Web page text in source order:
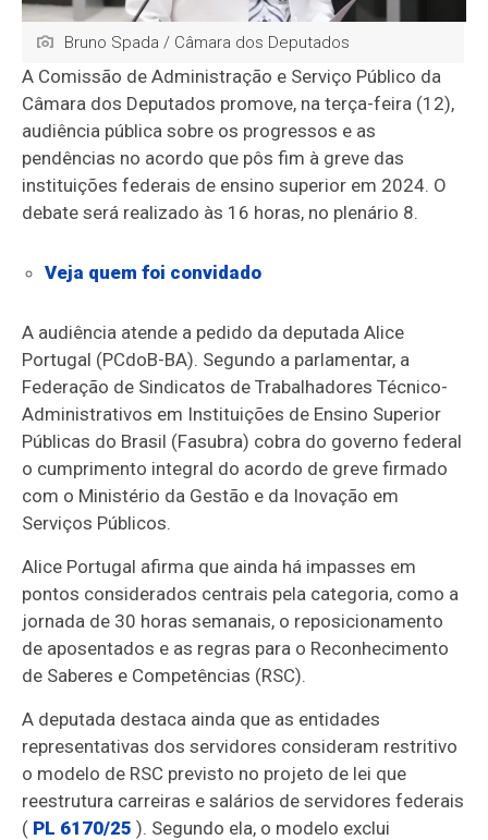
Bruno Spada / Câmara dos Deputados
A Comissão de Administração e Serviço Público da
Câmara dos Deputados promove, na terça-feira (12),
audiência pública sobre os progressos e as
pendências no acordo que pôs fim à greve das
instituições federais de ensino superior em 2024. O
debate será realizado às 16 horas, no plenário 8.
Veja quem foi convidado
A audiência atende a pedido da deputada Alice
Portugal (PCdoB-BA). Segundo a parlamentar, a
Federação de Sindicatos de Trabalhadores Técnico-
Administrativos em Instituições de Ensino Superior
Públicas do Brasil (Fasubra) cobra do governo federal
o cumprimento integral do acordo de greve firmado
com o Ministério da Gestão e da Inovação em
Serviços Públicos.
Alice Portugal afirma que ainda há impasses em
pontos considerados centrais pela categoria, como a
jornada de 30 horas semanais, o reposicionamento
de aposentados e as regras para o Reconhecimento
de Saberes e Competências (RSC).
A deputada destaca ainda que as entidades
representativas dos servidores consideram restritivo
o modelo de RSC previsto no projeto de lei que
reestrutura carreiras e salários de servidores federais
( PL 6170/25 ). Segundo ela, o modelo exclui